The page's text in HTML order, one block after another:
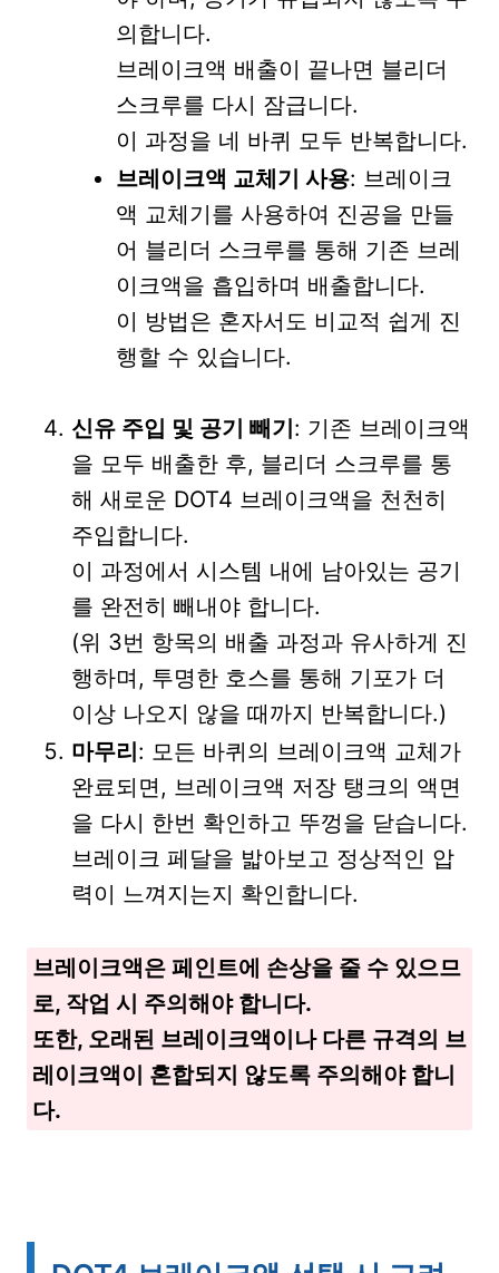
의합니다.
브레이크액 배출이 끝나면 블리더
스크루를 다시 잠급니다.
이 과정을 네 바퀴 모두 반복합니다.
브레이크액 교체기 사용: 브레이크
액 교체기를 사용하여 진공을 만들
어 블리더 스크루를 통해 기존 브레
이크액을 흡입하며 배출합니다.
이 방법은 혼자서도 비교적 쉽게 진
행할 수 있습니다.
신유 주입 및 공기 빼기: 기존 브레이크액
을 모두 배출한 후, 블리더 스크루를 통
해 새로운 DOT4 브레이크액을 천천히
주입합니다.
이 과정에서 시스템 내에 남아있는 공기
를 완전히 빼내야 합니다.
(위 3번 항목의 배출 과정과 유사하게 진
행하며, 투명한 호스를 통해 기포가 더
이상 나오지 않을 때까지 반복합니다.)
마무리: 모든 바퀴의 브레이크액 교체가
완료되면, 브레이크액 저장 탱크의 액면
을 다시 한번 확인하고 뚜껑을 닫습니다.
브레이크 페달을 밟아보고 정상적인 압
력이 느껴지는지 확인합니다.
브레이크액은 페인트에 손상을 줄 수 있으므
로, 작업 시 주의해야 합니다.
또한, 오래된 브레이크액이나 다른 규격의 브
레이크액이 혼합되지 않도록 주의해야 합니
다.